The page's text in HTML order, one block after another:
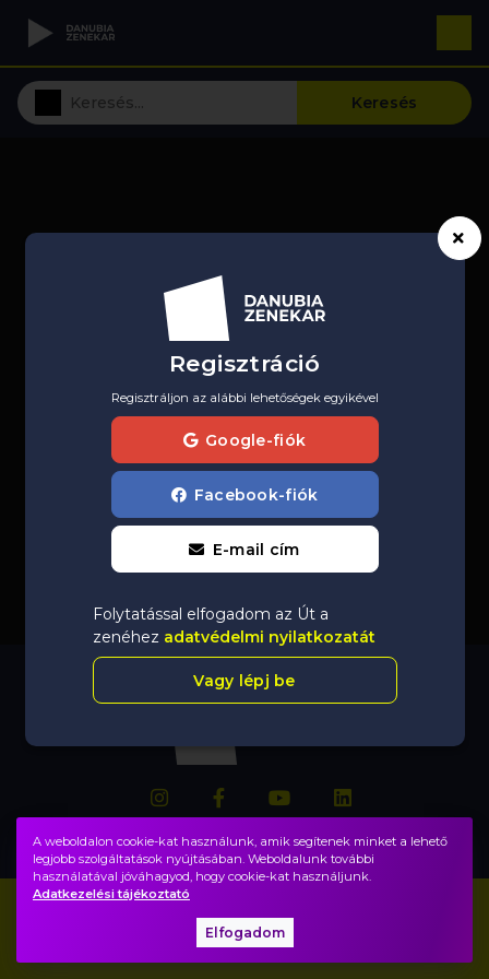
Keresés
Regisztráció
Regisztráljon az alábbi lehetőségek egyikével
Google-fiók
Facebook-fiók
E-mail cím
Folytatással elfogadom az Út a
zenéhez adatvédelmi nyilatkozatát
Vagy lépj be
A weboldalon cookie-kat használunk, amik segítenek minket a lehető
legjobb szolgáltatások nyújtásában. Weboldalunk további
használatával jóváhagyod, hogy cookie-kat használjunk.
Adatkezelési tájékoztató
Elfogadom
Impresszum
Adatvédelem, ÁSZF